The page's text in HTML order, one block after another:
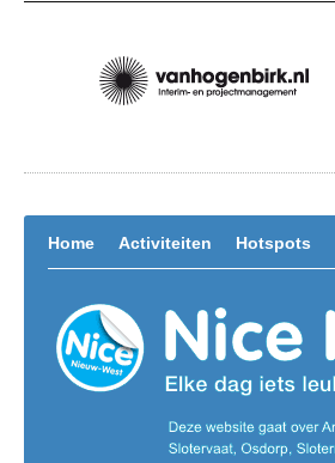
Home Activiteiten Hotspots